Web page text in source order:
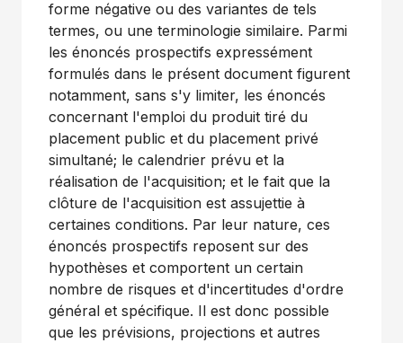
forme négative ou des variantes de tels
termes, ou une terminologie similaire. Parmi
les énoncés prospectifs expressément
formulés dans le présent document figurent
notamment, sans s'y limiter, les énoncés
concernant l'emploi du produit tiré du
placement public et du placement privé
simultané; le calendrier prévu et la
réalisation de l'acquisition; et le fait que la
clôture de l'acquisition est assujettie à
certaines conditions. Par leur nature, ces
énoncés prospectifs reposent sur des
hypothèses et comportent un certain
nombre de risques et d'incertitudes d'ordre
général et spécifique. Il est donc possible
que les prévisions, projections et autres